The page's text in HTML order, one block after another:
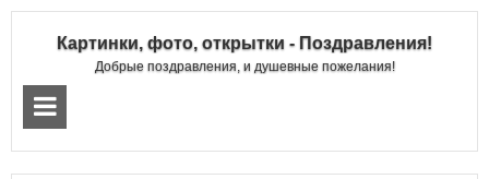
Картинки, фото, открытки - Поздравления!
Добрые поздравления, и душевные пожелания!